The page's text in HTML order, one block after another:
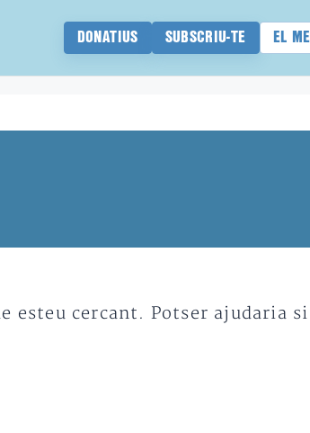
DONATIUS SUBSCRIU-TE EL
esteu cercant. Potser ajudaria